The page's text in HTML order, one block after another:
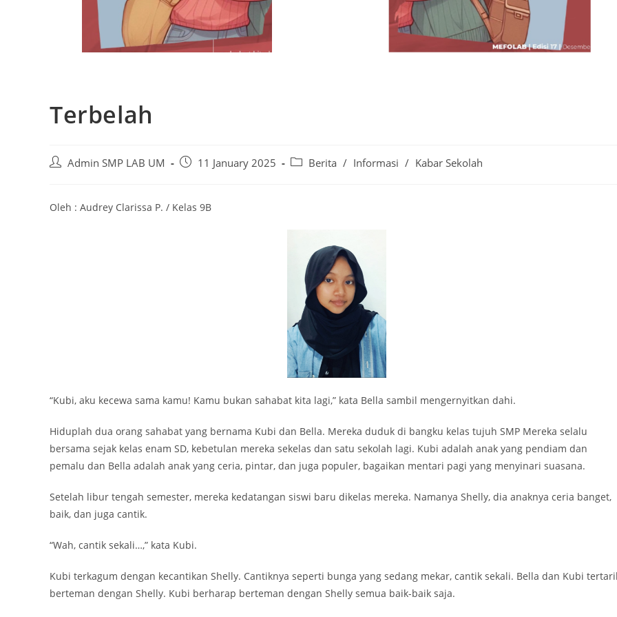
Terbelah
Admin SMP LAB UM 11 January 2025 Berita / Informasi / Kabar Sekolah
Oleh : Audrey Clarissa P. / Kelas 9B
“Kubi, aku kecewa sama kamu! Kamu bukan sahabat kita lagi,” kata Bella sambil mengernyitkan dahi.
Hiduplah dua orang sahabat yang bernama Kubi dan Bella. Mereka duduk di bangku kelas tujuh SMP Mereka selalu
bersama sejak kelas enam SD, kebetulan mereka sekelas dan satu sekolah lagi. Kubi adalah anak yang pendiam dan
pemalu dan Bella adalah anak yang ceria, pintar, dan juga populer, bagaikan mentari pagi yang menyinari suasana.
Setelah libur tengah semester, mereka kedatangan siswi baru dikelas mereka. Namanya Shelly, dia anaknya ceria banget,
baik, dan juga cantik.
“Wah, cantik sekali…,” kata Kubi.
Kubi terkagum dengan kecantikan Shelly. Cantiknya seperti bunga yang sedang mekar, cantik sekali. Bella dan Kubi
berteman dengan Shelly. Kubi berharap berteman dengan Shelly semua baik-baik saja.